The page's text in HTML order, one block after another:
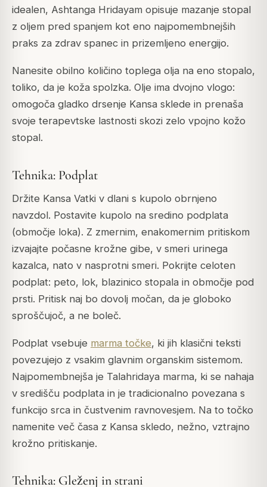
idealen, Ashtanga Hridayam opisuje mazanje stopal
z oljem pred spanjem kot eno najpomembnejših
praks za zdrav spanec in prizemljeno energijo.
Nanesite obilno količino toplega olja na eno stopalo,
toliko, da je koža spolzka. Olje ima dvojno vlogo:
omogoča gladko drsenje Kansa sklede in prenaša
svoje terapevtske lastnosti skozi zelo vpojno kožo
stopal.
Tehnika: Podplat
Držite Kansa Vatki v dlani s kupolo obrnjeno
navzdol. Postavite kupolo na sredino podplata
(območje loka). Z zmernim, enakomernim pritiskom
izvajajte počasne krožne gibe, v smeri urinega
kazalca, nato v nasprotni smeri. Pokrijte celoten
podplat: peto, lok, blazinico stopala in območje pod
prsti. Pritisk naj bo dovolj močan, da je globoko
sproščujoč, a ne boleč.
Podplat vsebuje marma točke, ki jih klasični teksti
povezujejo z vsakim glavnim organskim sistemom.
Najpomembnejša je Talahridaya marma, ki se nahaja
v središču podplata in je tradicionalno povezana s
funkcijo srca in čustvenim ravnovesjem. Na to točko
namenite več časa z Kansa skledo, nežno, vztrajno
krožno pritiskanje.
Tehnika: Gleženj in strani